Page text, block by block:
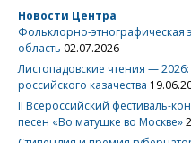
Новости Центра
Фольклорно-этнографическая
область 02.07.2026
Листопадовские чтения —
российского казачества
II Всероссийский фестиваль-
песен «Во матушке во Москве»